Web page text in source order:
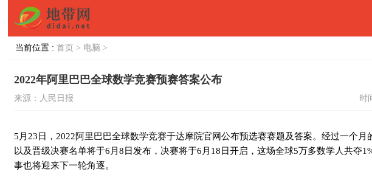
当前位置 : 首页 > 电脑 >
2022年阿里巴巴全球数学竞赛预赛答案公布
来源：人民日报 时
5月23日，2022阿里巴巴全球数学竞赛于达摩院官网公布预选赛赛题及答案。经过一个月
以及晋级决赛名单将于6月8日发布，决赛将于6月18日开启，这场全球5万多数学人共夺
事也将迎来下一轮角逐。